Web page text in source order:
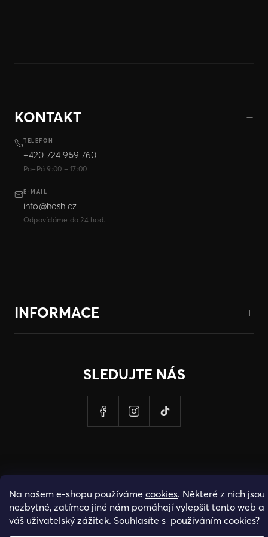
Na našem e-shopu používáme cookies. Některé z nich jsou
nezbytné, zatímco jiné nám pomáhají vylepšit tento web a
váš uživatelský zážitek. Souhlasíte s používáním cookies?
KONTAKT
TELEFON
+420 724 959 760
Po–Pá 9:00 – 17:00
E-MAIL
info@hosh.cz
Odpovídáme do 24 hod.
INFORMACE
SLEDUJTE NÁS